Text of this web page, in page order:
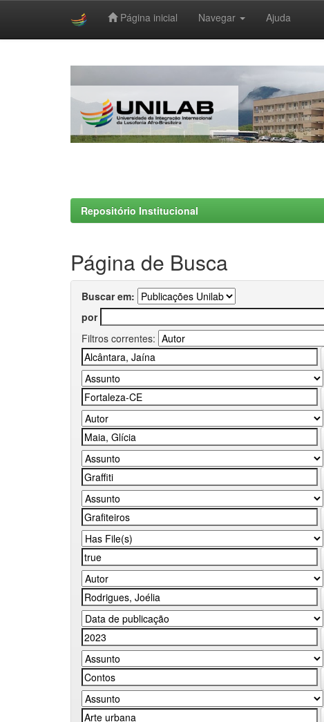
Página inicial Navegar Ajuda
Repositório Institucional
Página de Busca
Buscar em:
por
Filtros correntes: